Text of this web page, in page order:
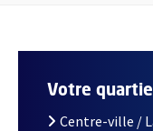
Votre
Centre-ville /